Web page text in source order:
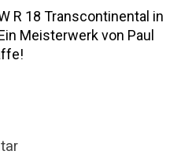
R 18 Transcontinental in
Meisterwerk von Paul